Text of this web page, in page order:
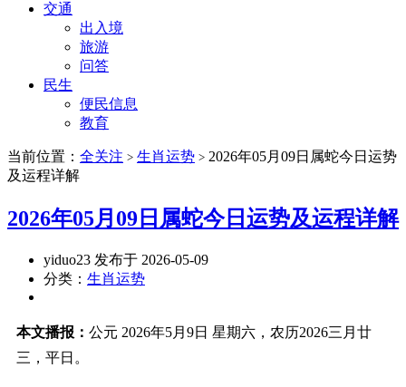
交通
出入境
旅游
问答
民生
便民信息
教育
当前位置： 全关注 > 生肖运势 > 2026年05月09日属蛇今日运势
及运程详解
2026年05月09日属蛇今日运势及运程详解
yiduo23 发布于 2026-05-09
分类： 生肖运势
本文播报： 公元 2026年5月9日 星期六，农历2026三月廿
三，平日。